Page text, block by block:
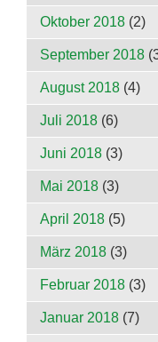
Oktober 2018 (2)
September 2018
August 2018 (4)
Juli 2018 (6)
Juni 2018 (3)
Mai 2018 (3)
April 2018 (5)
März 2018 (3)
Februar 2018 (3)
Januar 2018 (7)